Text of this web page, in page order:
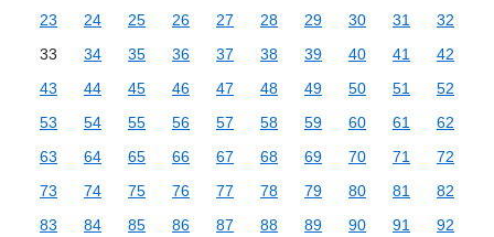
23
24 25 26 27 28 29 30 31
32
33
34 35 36 37 38 39 40 41
42
43
44 45 46 47 48 49 50 51
52
53
54 55 56 57 58 59 60 61
62
63
64 65 66 67 68 69 70 71
72
73
74 75 76 77 78 79 80 81
82
83
84 85 86 87 88 89 90 91
92